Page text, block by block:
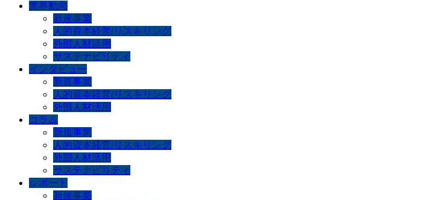
業界動向
新規事業
人的資本経営/リスキリング
外部人材活用
サステナビリティ
インタビュー
新規事業
人的資本経営/リスキリング
外部人材活用
コラム
新規事業
人的資本経営/リスキリング
外部人材活用
サステナビリティ
レポート
新規事業